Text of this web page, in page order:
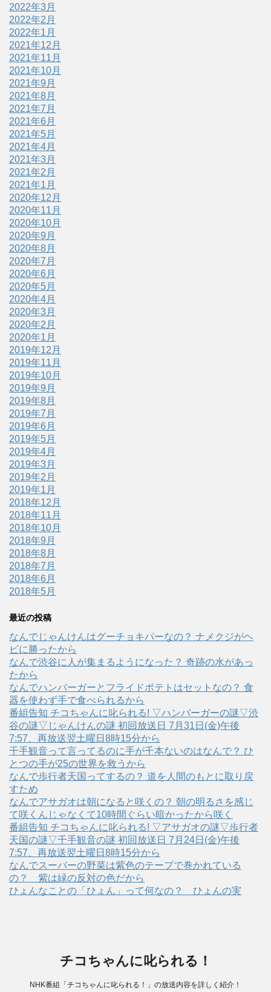
2022年3月
2022年2月
2022年1月
2021年12月
2021年11月
2021年10月
2021年9月
2021年8月
2021年7月
2021年6月
2021年5月
2021年4月
2021年3月
2021年2月
2021年1月
2020年12月
2020年11月
2020年10月
2020年9月
2020年8月
2020年7月
2020年6月
2020年5月
2020年4月
2020年3月
2020年2月
2020年1月
2019年12月
2019年11月
2019年10月
2019年9月
2019年8月
2019年7月
2019年6月
2019年5月
2019年4月
2019年3月
2019年2月
2019年1月
2018年12月
2018年11月
2018年10月
2018年9月
2018年8月
2018年7月
2018年6月
2018年5月
最近の投稿
なんでじゃんけんはグーチョキパーなの？ ナメクジがヘ
ビに勝ったから
なんで渋谷に人が集まるようになった？ 奇跡の水があっ
たから
なんでハンバーガーとフライドポテトはセットなの？ 食
器を使わず手で食べられるから
番組告知 チコちゃんに叱られる! ▽ハンバーガーの謎▽渋
谷の謎▽じゃんけんの謎 初回放送日 7月31日(金)午後
7:57、再放送翌土曜日8時15分から
千手観音って言ってるのに手が千本ないのはなんで？ ひ
とつの手が25の世界を救うから
なんで歩行者天国ってするの？ 道を人間のもとに取り戻
すため
なんでアサガオは朝になると咲くの？ 朝の明るさを感じ
て咲くんじゃなくて10時間ぐらい暗かったから咲く
番組告知 チコちゃんに叱られる! ▽アサガオの謎▽歩行者
天国の謎▽千手観音の謎 初回放送日 7月24日(金)午後
7:57、再放送翌土曜日8時15分から
なんでスーパーの野菜は紫色のテープで巻かれている
の？ 紫は緑の反対の色だから
ひょんなことの「ひょん」って何なの？ ひょんの実
チコちゃんに叱られる！
NHK番組「チコちゃんに叱られる！」の放送内容を詳しく紹介！